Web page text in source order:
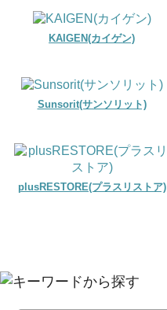
KAIGEN(カイゲン)
Sunsorit(サンソリット)
plusRESTORE(プラスリストア)